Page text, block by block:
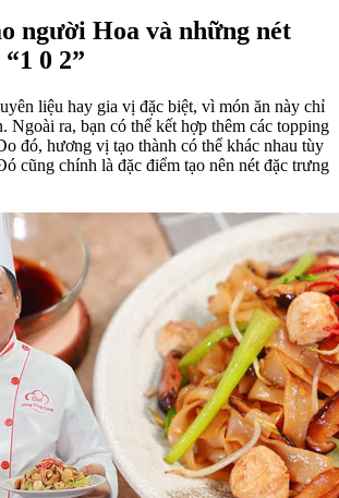
người Hoa và những nét
0 2”
liệu hay gia vị đặc biệt, vì món ăn này chỉ
Ngoài ra, bạn có thể kết hợp thêm các topping
đó, hương vị tạo thành có thể khác nhau tùy
cũng chính là đặc điểm tạo nên nét đặc trưng